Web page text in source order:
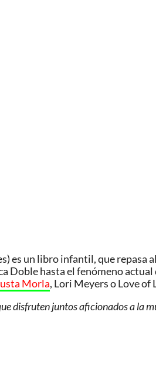
es un libro infantil, que repasa
Doble hasta el fenómeno
Morla, Lori Meyers o Love of
disfruten juntos aficionados a la